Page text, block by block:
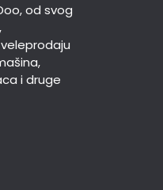
od svog
i druge